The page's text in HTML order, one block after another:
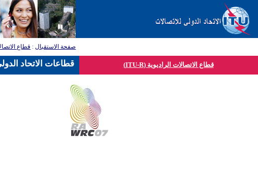
صفحة الاستقبال: قطاع
قطاع الاتصالات الراديوية (ITU-R) قطاعات الاتحاد